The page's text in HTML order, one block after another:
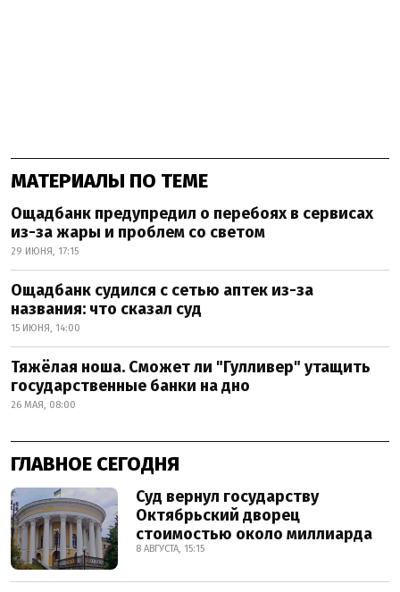
МАТЕРИАЛЫ ПО ТЕМЕ
Ощадбанк предупредил о перебоях в сервисах
из-за жары и проблем со светом
29 ИЮНЯ, 17:15
Ощадбанк судился с сетью аптек из-за
названия: что сказал суд
15 ИЮНЯ, 14:00
Тяжёлая ноша. Сможет ли "Гулливер" утащить
государственные банки на дно
26 МАЯ, 08:00
ГЛАВНОЕ СЕГОДНЯ
Суд вернул государству
Октябрьский дворец
стоимостью около миллиарда
8 АВГУСТА, 15:15